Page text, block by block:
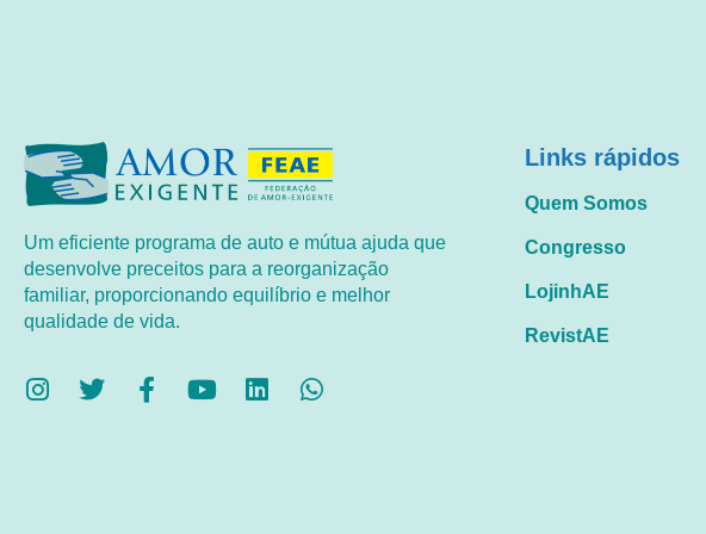
Um eficiente programa de auto e mútua ajuda que
desenvolve preceitos para a reorganização
familiar, proporcionando equilíbrio e melhor
qualidade de vida.
Links rápidos
Quem Somos
Congresso
LojinhAE
RevistAE